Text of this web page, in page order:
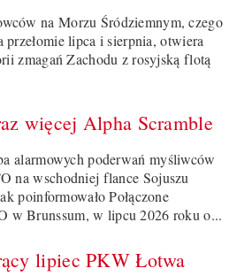
na Morzu Śródziemnym, czego
lipca i sierpnia, otwiera
zmagań Zachodu z rosyjską flotą
więcej Alpha Scramble
alarmowych poderwań myśliwców
na wschodniej flance Sojuszu
poinformowało Połączone
w Brunssum, w lipcu 2026 roku o...
lipiec PKW Łotwa